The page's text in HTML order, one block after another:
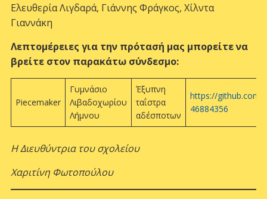
Ελευθερία Λιγδαρά, Γιάννης Φράγκος, Χίλντα
Γιαννάκη
Λεπτομέρειες για την πρότασή μας μπορείτε να
βρείτε στον παρακάτω σύνδεσμο:
Piecemaker
Γυμνάσιο
Λιβαδοχωρίου
Λήμνου
Έξυπνη
ταΐστρα
αδέσποτων
https://github.com/
46884356
Η Διευθύντρια του σχολείου
Χαριτίνη Φωτοπούλου